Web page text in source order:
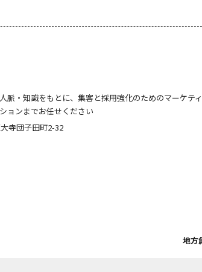
脈・知識をもとに、集客と採用強化のためのマーケテ
ョンまでお任せください
寺団子田町2-32
地方